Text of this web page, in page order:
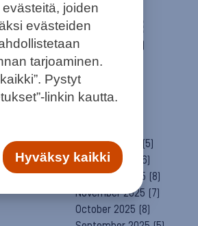
Yleinen
ARCHIVE
August 2026
(1)
July 2026
June 2026
May 2026
February 2026
(5)
January 2026
(6)
December 2025 (8)
November 2025 (7)
October 2025 (8)
joiden
evästeiden
tarjoaminen.
Pystyt
linkin kautta.
Hyväksy kaikki